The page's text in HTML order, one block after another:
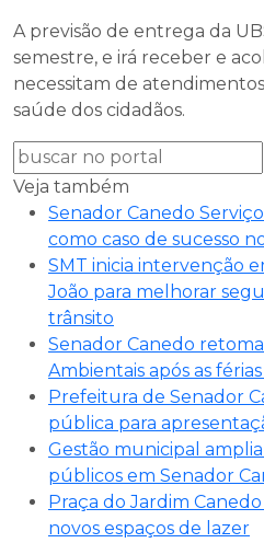
A previsão de entrega da
semestre, e irá receber e
necessitam de
saúde dos cidadãos.
Veja também
Senador Canedo
como caso de sucesso
SMT inicia intervenção
João para melhorar
trânsito
Senador Canedo
Ambientais após as
Prefeitura de Senador
pública para
Gestão municipal
públicos em Senador
Praça do Jardim
novos espaços de lazer